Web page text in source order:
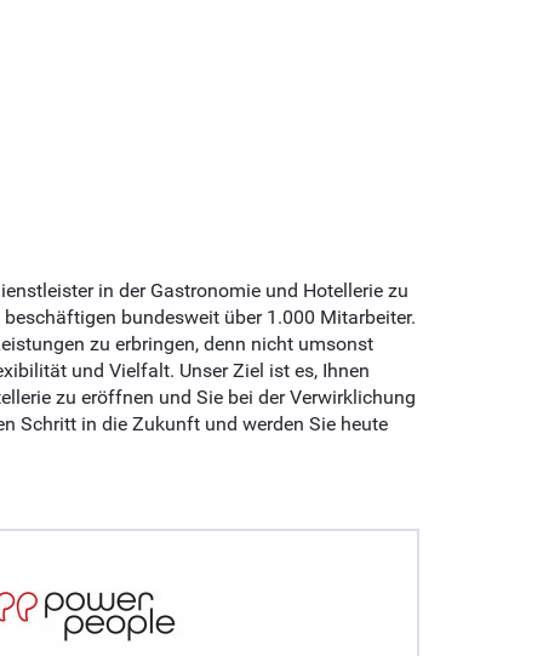
in der Gastronomie und Hotellerie zu
bundesweit über 1.000 Mitarbeiter.
zu erbringen, denn nicht umsonst
und Vielfalt. Unser Ziel ist es, Ihnen
zu eröffnen und Sie bei der Verwirklichung
Schritt in die Zukunft und werden Sie heute